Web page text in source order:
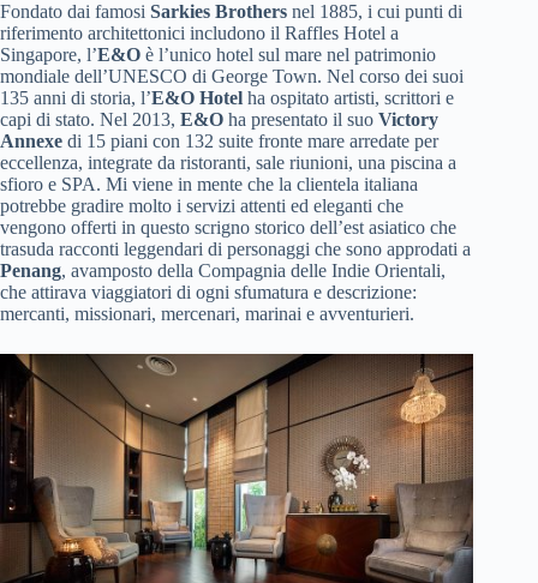
Fondato dai famosi Sarkies Brothers nel 1885, i cui punti di
riferimento architettonici includono il Raffles Hotel a
Singapore, l’E&O è l’unico hotel sul mare nel patrimonio
mondiale dell’UNESCO di George Town. Nel corso dei suoi
135 anni di storia, l’E&O Hotel ha ospitato artisti, scrittori e
capi di stato. Nel 2013, E&O ha presentato il suo Victory
Annexe di 15 piani con 132 suite fronte mare arredate per
eccellenza, integrate da ristoranti, sale riunioni, una piscina a
sfioro e SPA. Mi viene in mente che la clientela italiana
potrebbe gradire molto i servizi attenti ed eleganti che
vengono offerti in questo scrigno storico dell’est asiatico che
trasuda racconti leggendari di personaggi che sono approdati a
Penang, avamposto della Compagnia delle Indie Orientali,
che attirava viaggiatori di ogni sfumatura e descrizione:
mercanti, missionari, mercenari, marinai e avventurieri.